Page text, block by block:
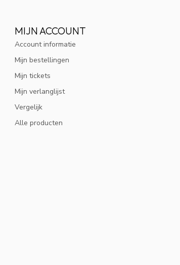
MIJN ACCOUNT
Account informatie
Mijn bestellingen
Mijn tickets
Mijn verlanglijst
Vergelijk
Alle producten